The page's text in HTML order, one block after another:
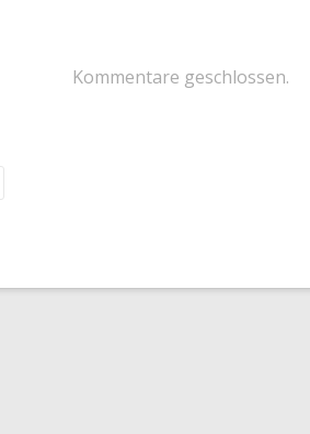
Kommentare geschlossen.